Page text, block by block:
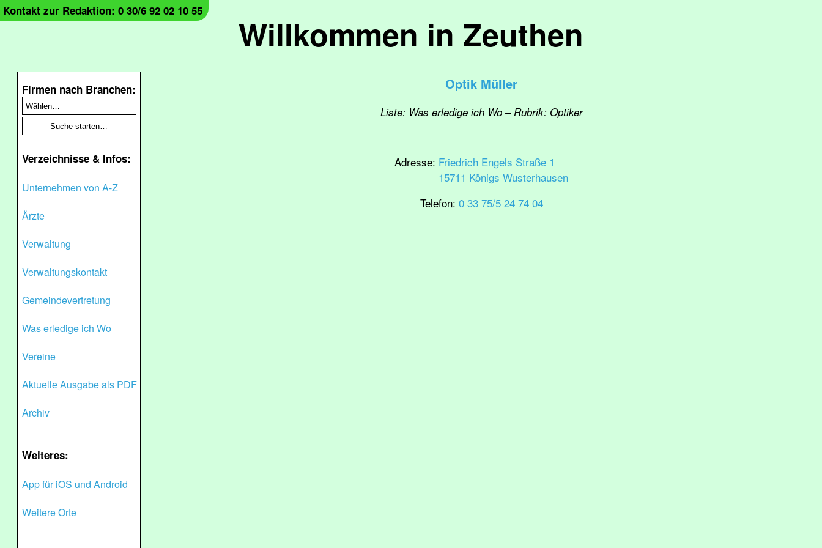
Willkommen in Zeuthen
Kontakt zur Redaktion: 0 30/6 92 02 10 55
Firmen nach Branchen:
Verzeichnisse & Infos:
Unternehmen von A-Z
Ärzte
Verwaltung
Verwaltungskontakt
Gemeindevertretung
Was erledige ich Wo
Vereine
Aktuelle Ausgabe als PDF
Archiv
Weiteres:
App für iOS und Android
Weitere Orte
Optik Müller
Liste: Was erledige ich Wo – Rubrik: Optiker
Adresse: Friedrich Engels Straße 1
15711 Königs Wusterhausen
Telefon: 0 33 75/5 24 74 04